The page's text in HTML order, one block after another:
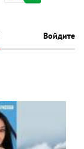
Войдите